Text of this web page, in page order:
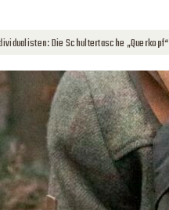
Die Schultertasche „Querkopf“